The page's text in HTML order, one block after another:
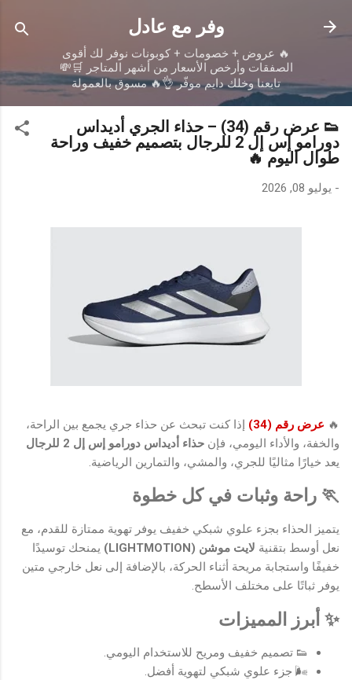
التخطي إلى المحتوى الرئيسي
وفر مع عادل
🔥 عروض + خصومات + كوبونات نوفر لك أقوى
الصفقات وأرخص الأسعار من أشهر المتاجر 🛒💸
تابعنا وخلك دايم موفّر 👌🔥 مسوق بالعمولة
👟 عرض رقم (34) – حذاء الجري أديداس
دورامو إس إل 2 للرجال بتصميم خفيف وراحة
طوال اليوم 🔥
- يوليو 08, 2026
🔥 عرض رقم (34)
إذا كنت تبحث عن حذاء جري يجمع بين الراحة،
والخفة، والأداء اليومي، فإن حذاء أديداس دورامو إس إل 2 للرجال
يعد خيارًا مثاليًا للجري، والمشي، والتمارين الرياضية.
🏃 راحة وثبات في كل خطوة
يتميز الحذاء بجزء علوي شبكي خفيف يوفر تهوية ممتازة للقدم، مع
نعل أوسط بتقنية لايت موشن (LIGHTMOTION)
يمنحك توسيدًا
خفيفًا واستجابة مريحة أثناء الحركة، بالإضافة إلى نعل خارجي متين
يوفر ثباتًا على مختلف الأسطح.
✨ أبرز المميزات
👟 تصميم خفيف ومريح للاستخدام اليومي.
🌬️ جزء علوي شبكي لتهوية أفضل.